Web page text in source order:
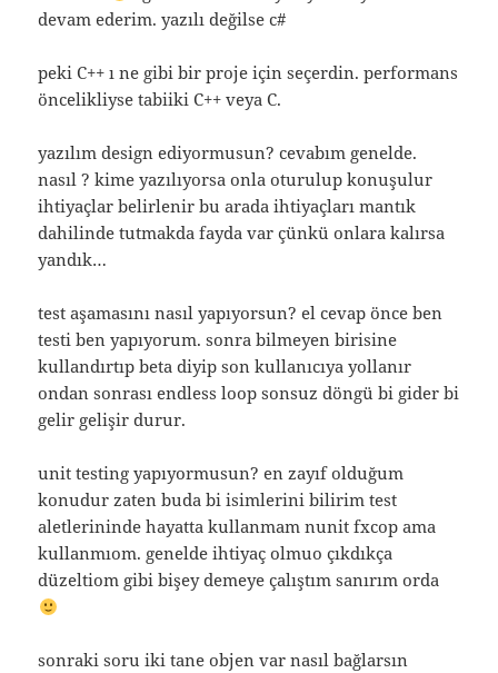
devam ederim. yazılı değilse c#
peki C++ ı ne gibi bir proje için seçerdin. performans
öncelikliyse tabiiki C++ veya C.
yazılım design ediyormusun? cevabım genelde.
nasıl ? kime yazılıyorsa onla oturulup konuşulur
ihtiyaçlar belirlenir bu arada ihtiyaçları mantık
dahilinde tutmakda fayda var çünkü onlara kalırsa
yandık…
test aşamasını nasıl yapıyorsun? el cevap önce ben
testi ben yapıyorum. sonra bilmeyen birisine
kullandırtıp beta diyip son kullanıcıya yollanır
ondan sonrası endless loop sonsuz döngü bi gider bi
gelir gelişir durur.
unit testing yapıyormusun? en zayıf olduğum
konudur zaten buda bi isimlerini bilirim test
aletlerininde hayatta kullanmam nunit fxcop ama
kullanmıom. genelde ihtiyaç olmuo çıkdıkça
düzeltiom gibi bişey demeye çalıştım sanırım orda
sonraki soru iki tane objen var nasıl bağlarsın